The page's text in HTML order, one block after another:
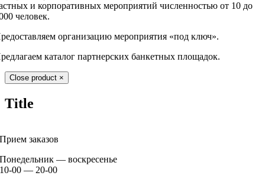
и корпоративных мероприятий численностью от 10 до
человек.
организацию мероприятия «под ключ».
каталог партнерских банкетных площадок.
Close product ×
Title
Прием заказов
Понедельник — воскресенье
10-00 — 20-00